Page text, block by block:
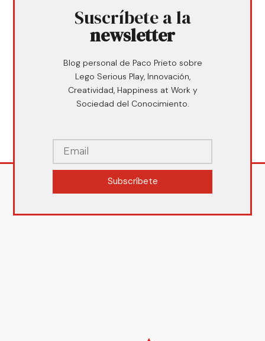
Suscríbete a la
newsletter
Blog personal de Paco Prieto sobre
Lego Serious Play, Innovación,
Creatividad, Happiness at Work y
Sociedad del Conocimiento.
Subscríbete